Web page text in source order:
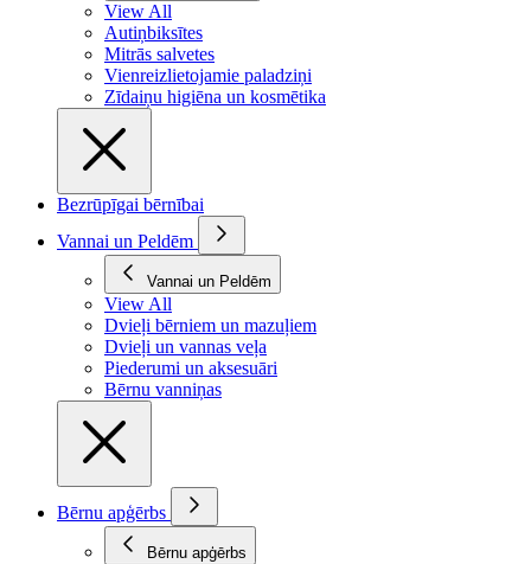
View All
Autiņbiksītes
Mitrās salvetes
Vienreizlietojamie paladziņi
Zīdaiņu higiēna un kosmētika
Bezrūpīgai bērnībai
Vannai un Peldēm
Vannai un Peldēm
View All
Dvieļi bērniem un mazuļiem
Dvieļi un vannas veļa
Piederumi un aksesuāri
Bērnu vanniņas
Bērnu apģērbs
Bērnu apģērbs